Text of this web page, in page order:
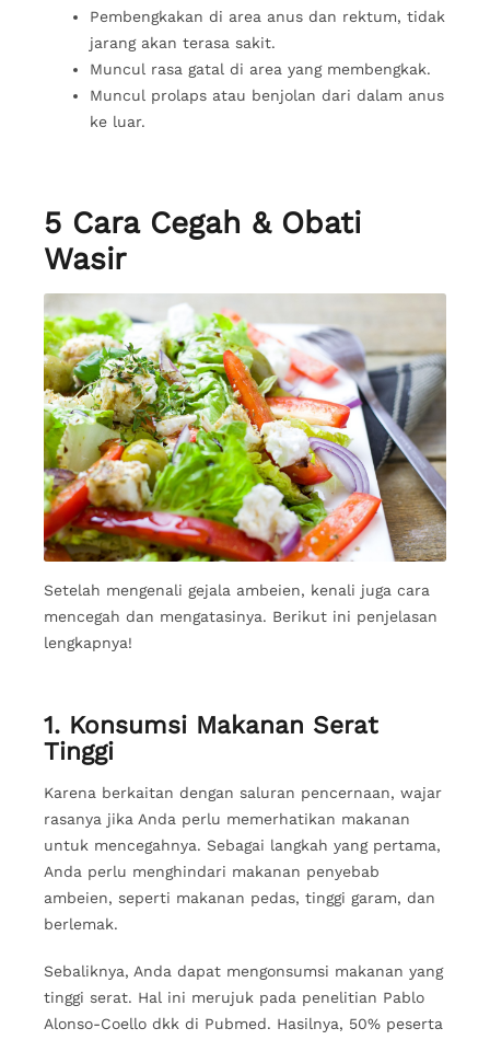
Pembengkakan di area anus dan rektum, tidak
jarang akan terasa sakit.
Muncul rasa gatal di area yang membengkak.
Muncul prolaps atau benjolan dari dalam anus
ke luar.
5 Cara Cegah & Obati
Wasir
Setelah mengenali gejala ambeien, kenali juga cara
mencegah dan mengatasinya. Berikut ini penjelasan
lengkapnya!
1. Konsumsi Makanan Serat
Tinggi
Karena berkaitan dengan saluran pencernaan, wajar
rasanya jika Anda perlu memerhatikan makanan
untuk mencegahnya. Sebagai langkah yang pertama,
Anda perlu menghindari makanan penyebab
ambeien, seperti makanan pedas, tinggi garam, dan
berlemak.
Sebaliknya, Anda dapat mengonsumsi makanan yang
tinggi serat. Hal ini merujuk pada penelitian Pablo
Alonso-Coello dkk di Pubmed. Hasilnya, 50% peserta